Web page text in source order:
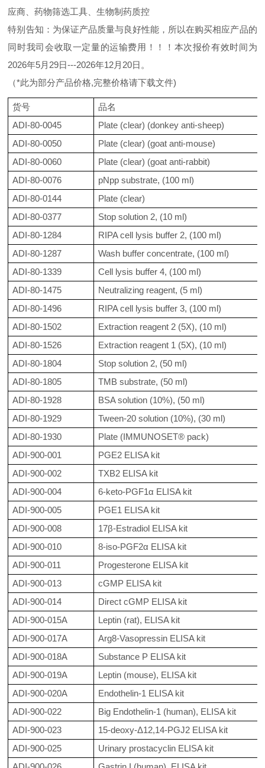
应商、药物筛选工具、生物制药质控
特别告知：为保证产品质量与良好性能，所以在购买相应产品的
同时我司会收取一定量的运输费用！！！本次报价有效时间为
2026年5月29日---2026年12月20日。
（*此为部分产品价格,完整价格请下载文件)
货号
品名
ADI-80-0045
Plate (clear) (donkey anti-sheep)
ADI-80-0050
Plate (clear) (goat anti-mouse)
ADI-80-0060
Plate (clear) (goat anti-rabbit)
ADI-80-0076
pNpp substrate, (100 ml)
ADI-80-0144
Plate (clear)
ADI-80-0377
Stop solution 2, (10 ml)
ADI-80-1284
RIPA cell lysis buffer 2, (100 ml)
ADI-80-1287
Wash buffer concentrate, (100 ml)
ADI-80-1339
Cell lysis buffer 4, (100 ml)
ADI-80-1475
Neutralizing reagent, (5 ml)
ADI-80-1496
RIPA cell lysis buffer 3, (100 ml)
ADI-80-1502
Extraction reagent 2 (5X), (10 ml)
ADI-80-1526
Extraction reagent 1 (5X), (10 ml)
ADI-80-1804
Stop solution 2, (50 ml)
ADI-80-1805
TMB substrate, (50 ml)
ADI-80-1928
BSA solution (10%), (50 ml)
ADI-80-1929
Tween-20 solution (10%), (30 ml)
ADI-80-1930
Plate (IMMUNOSET® pack)
ADI-900-001
PGE2 ELISA kit
ADI-900-002
TXB2 ELISA kit
ADI-900-004
6-keto-PGF1α ELISA kit
ADI-900-005
PGE1 ELISA kit
ADI-900-008
17β-Estradiol ELISA kit
ADI-900-010
8-iso-PGF2α ELISA kit
ADI-900-011
Progesterone ELISA kit
ADI-900-013
cGMP ELISA kit
ADI-900-014
Direct cGMP ELISA kit
ADI-900-015A
Leptin (rat), ELISA kit
ADI-900-017A
Arg8-Vasopressin ELISA kit
ADI-900-018A
Substance P ELISA kit
ADI-900-019A
Leptin (mouse), ELISA kit
ADI-900-020A
Endothelin-1 ELISA kit
ADI-900-022
Big Endothelin-1 (human), ELISA kit
ADI-900-023
15-deoxy-Δ12,14-PGJ2 ELISA kit
ADI-900-025
Urinary prostacyclin ELISA kit